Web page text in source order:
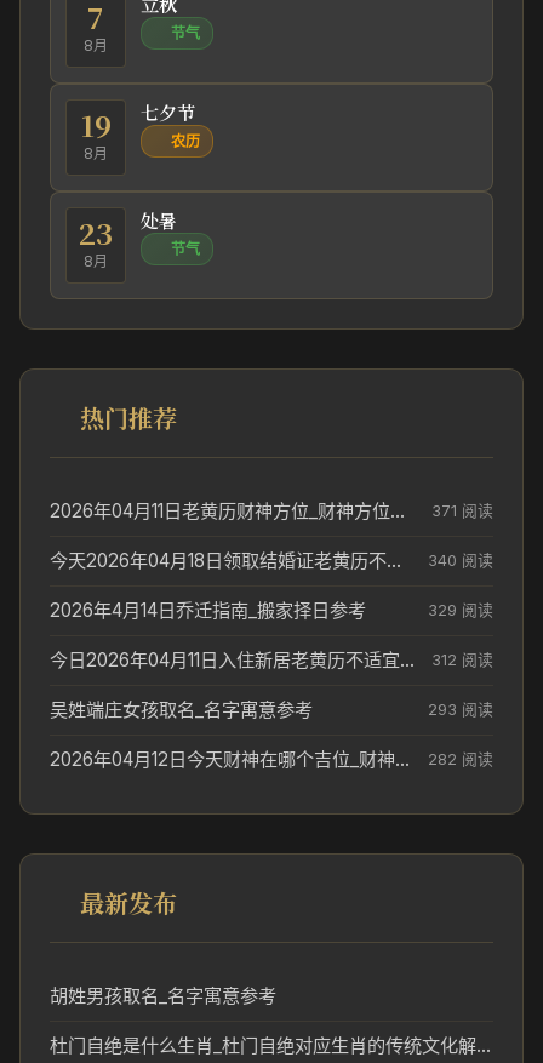
7
8月
节气
19
8月
七夕节
农历
23
8月
处暑
节气
热门推荐
2026年04月11日老黄历财神方位_财神方位与供奉讲究 371 阅读
今天2026年04月18日领取结婚证老黄历不适合吗_领证日期参考 340 阅读
2026年4月14日乔迁指南_搬家择日参考 329 阅读
今日2026年04月11日入住新居老黄历不适宜吗_搬家择日参考 312 阅读
吴姓端庄女孩取名_名字寓意参考 293 阅读
2026年04月12日今天财神在哪个吉位_财神方位参考 282 阅读
最新发布
胡姓男孩取名_名字寓意参考
杜门自绝是什么生肖_杜门自绝对应生肖的传统文化解读